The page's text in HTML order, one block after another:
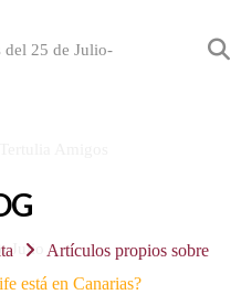
Artículos propios sobre
está en Canarias?